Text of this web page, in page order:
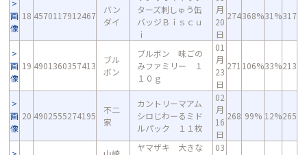
画
像
18 4570117912467
バン
ダイ
ターズ刺しゅう缶
バッジＢｉｓｃｕ
ｉ
月
20
日
274368%31%317
画
像
19 4901360357413
ブル
ボン
ブルボン 味ごの
みファミリー １
１０ｇ
01
月
23
日
271 106%33%213
画
像
20 4902555274195
不二
家
カントリーマアム
シロじわーるミド
ルパック １１枚
02
月
16
日
268 99% 12%265
ヤマザキ 大きな
03